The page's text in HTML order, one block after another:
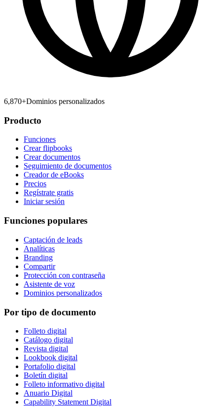
6,870+Dominios personalizados
Producto
Funciones
Crear flipbooks
Crear documentos
Seguimiento de documentos
Creador de eBooks
Precios
Regístrate gratis
Iniciar sesión
Funciones populares
Captación de leads
Analíticas
Branding
Compartir
Protección con contraseña
Asistente de voz
Dominios personalizados
Por tipo de documento
Folleto digital
Catálogo digital
Revista digital
Lookbook digital
Portafolio digital
Boletín digital
Folleto informativo digital
Anuario Digital
Capability Statement Digital